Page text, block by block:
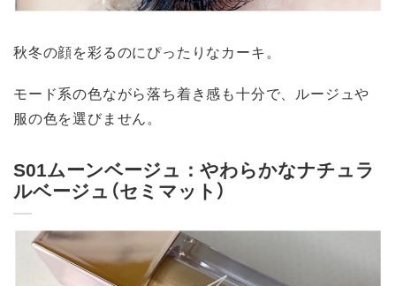
秋冬の顔を彩るのにぴったりなカーキ。
モード系の色ながら落ち着き感も十分で、ルージュや
服の色を選びません。
S01ムーンベージュ：やわらかなナチュラ
ルベージュ（セミマット）